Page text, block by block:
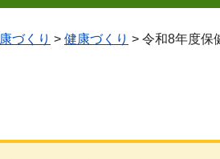
づくり > 健康づくり > 令和8年度保